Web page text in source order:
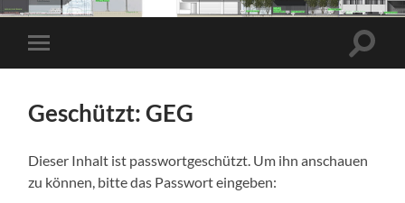
Mobile-
Menü
Geschützt: GEG
Dieser Inhalt ist passwortgeschützt. Um ihn anschauen
zu können, bitte das Passwort eingeben: